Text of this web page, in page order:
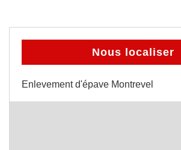
Nous localiser
Enlevement d'épave Montrevel